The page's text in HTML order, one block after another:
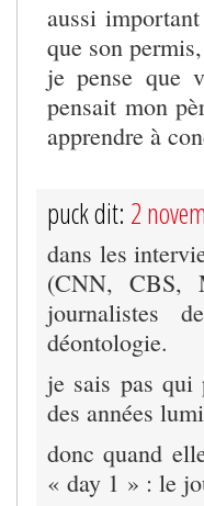
aussi
que son
je pense que
pensait mon
apprendre à
puck dit: 2
dans les
(CNN, CBS,
journalistes
déontologie.
je sais pas
des années
donc quand
« day 1 » : le